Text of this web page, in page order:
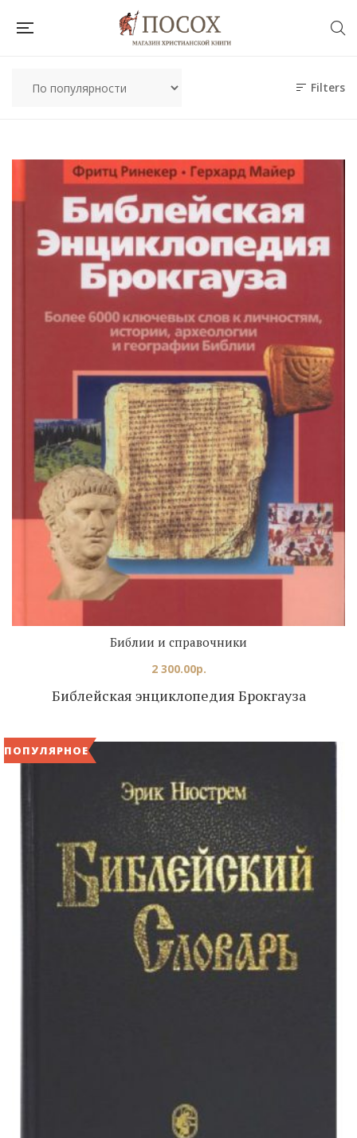
Filters
Библейская энциклопедия Брокгауза
Библии и справочники
2 300.00р.
ПОПУЛЯРНОЕ